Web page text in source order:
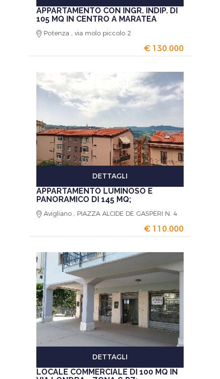
APPARTAMENTO CON INGR. INDIP. DI
105 MQ IN CENTRO A MARATEA
Potenza , via molo piccolo 2
€ 130.000
DETTAGLI
APPARTAMENTO LUMINOSO E
PANORAMICO DI 145 MQ;
Avigliano , PIAZZA ALCIDE DE GASPERI N. 4
€ 110.000
DETTAGLI
LOCALE COMMERCIALE DI 100 MQ IN